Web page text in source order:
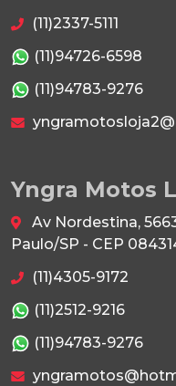
(11)2337-5111
(11)94726-6598
(11)94783-9276
Yngra Motos
Av Nordestina,
Paulo/SP - CEP
(11)4305-9172
(11)2512-9216
(11)94783-9276